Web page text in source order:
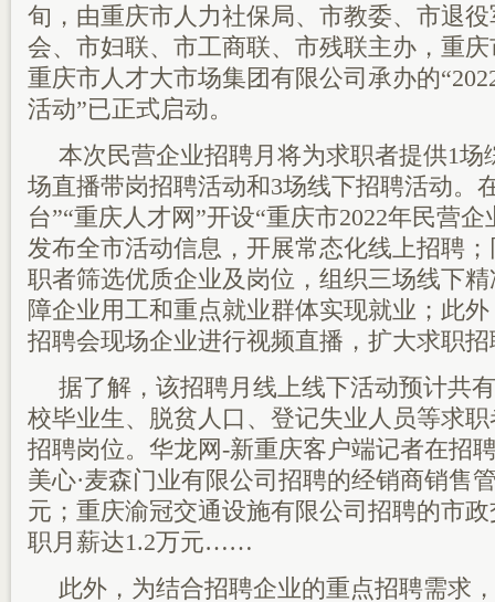
旬，由重庆市人力社保局、市教委、市退
会、市妇联、市工商联、市残联主办，重
重庆市人才大市场集团有限公司承办的
活动”已正式启动。
本次民营企业招聘月将为求职者提供1场
场直播带岗招聘活动和3场线下招聘活动。
台”“重庆人才网”开设“重庆市2022年民营
发布全市活动信息，开展常态化线上招聘
职者筛选优质企业及岗位，组织三场线下
障企业用工和重点就业群体实现就业；此
招聘会现场企业进行视频直播，扩大求职
据了解，该招聘月线上线下活动预计共
校毕业生、脱贫人口、登记失业人员等求
招聘岗位。华龙网-新重庆客户端记者在招
美心·麦森门业有限公司招聘的经销商销售
元；重庆渝冠交通设施有限公司招聘的市
职月薪达1.2万元……
此外，为结合招聘企业的重点招聘需求